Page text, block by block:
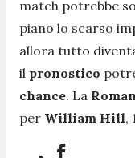
match potrebbe
piano lo scarso
allora tutto
il pronostico
chance. La
per William Hill,